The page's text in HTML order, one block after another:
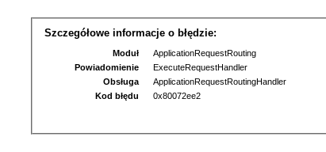
Szczegółowe informacje o błędzie:
Moduł
ApplicationRequestRouting
Powiadomienie
ExecuteRequestHandler
Obsługa
ApplicationRequestRoutingHandler
Kod błędu
0x80072ee2